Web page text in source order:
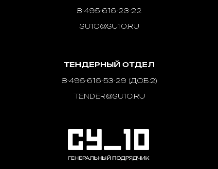
8-495-616-23-22
SU10@SU10.RU
ТЕНДЕРНЫЙ ОТДЕЛ
8-495-616-53-29 (ДОБ.2)
TENDER@SU10.RU